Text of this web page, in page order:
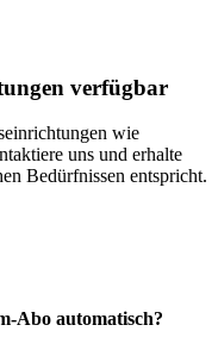
verfügbar
wie
uns und erhalte
Bedürfnissen entspricht.
Abo automatisch?